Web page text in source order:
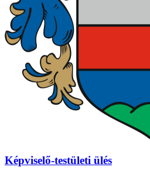
Képviselő-testületi ülés